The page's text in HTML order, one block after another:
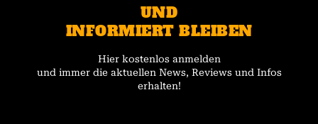
UND
INFORMIERT BLEIBEN
Hier kostenlos anmelden
und immer die aktuellen News, Reviews und Infos
erhalten!